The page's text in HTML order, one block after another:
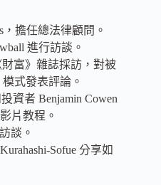
，擔任總法律顧問。
進行訪談。
財富》雜誌採訪，對被
式發表評論。
資者 Benjamin Cowen
片教程。
談。
Sofue 分享如